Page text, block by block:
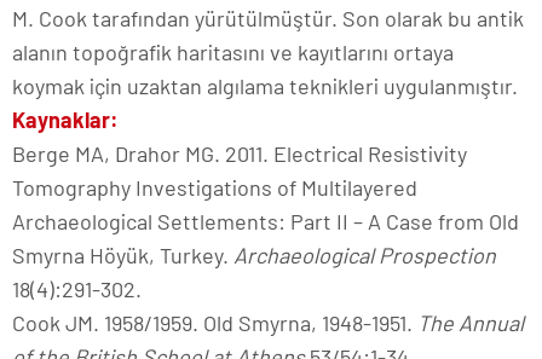
M. Cook tarafından yürütülmüştür. Son olarak bu antik
alanın topoğrafik haritasını ve kayıtlarını ortaya
koymak için uzaktan algılama teknikleri uygulanmıştır.
Kaynaklar:
Berge MA, Drahor MG. 2011. Electrical Resistivity
Tomography Investigations of Multilayered
Archaeological Settlements: Part II – A Case from Old
Smyrna Höyük, Turkey. Archaeological Prospection
18(4):291-302.
Cook JM. 1958/1959. Old Smyrna, 1948-1951. The Annual